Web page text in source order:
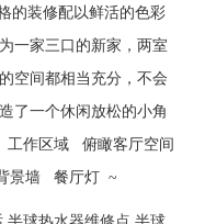
配以鲜活的色彩
一家三口的新家，两室
空间都相当充分，不会
了一个休闲放松的小角
作区域 俯瞰客厅空间
景墙 餐厅灯 ~